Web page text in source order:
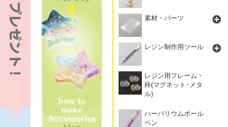
素材・パーツ
レジン制作用ツール
レジン用フレーム・
枠(マグネット･メタ
ル)
ハーバリウムボール
ペン